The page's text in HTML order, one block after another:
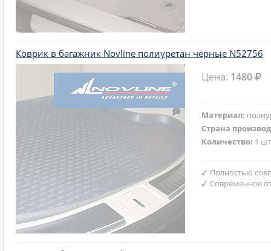
Коврик в багажник Novline полиуретан черные N52756
Цена: 1480
Материал:
Страна
Количество: 1
Полностью
Современное